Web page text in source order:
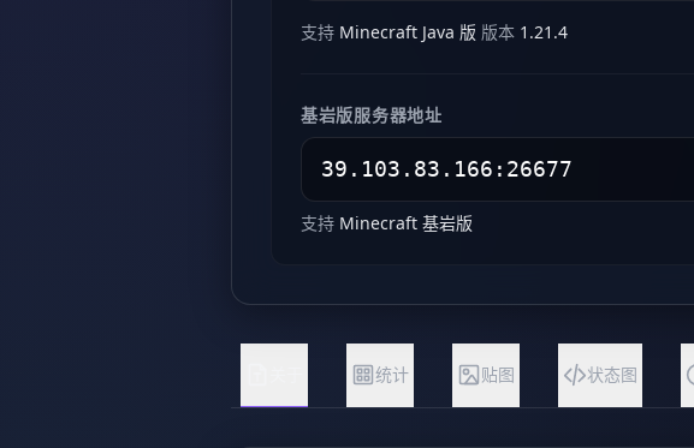
支持 Minecraft Java 版 版本 1.21.4
基岩版服务器地址
支持 Minecraft 基岩版
统计 贴图 状态图